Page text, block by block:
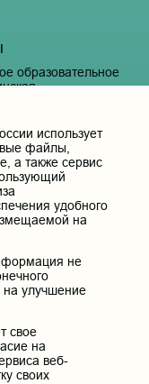
образовательное
г. Чита, ул.
использует
файлы,
а также сервис
удобного
на
не
на улучшение
свое
на
веб-
своих